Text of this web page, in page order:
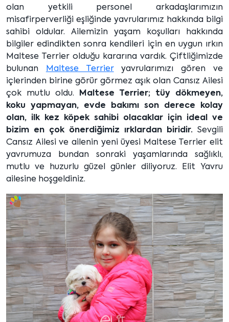
olan yetkili personel arkadaşlarımızın
misafirperverliği eşliğinde yavrularımız hakkında bilgi
sahibi oldular. Ailemizin yaşam koşulları hakkında
bilgiler edindikten sonra kendileri için en uygun ırkın
Maltese Terrier olduğu kararına vardık. Çiftliğimizde
bulunan
Maltese Terrieryavrularımızı gören ve
içlerinden birine görür görmez aşık olan Cansız Ailesi
çok mutlu oldu.
Maltese Terrier; tüy dökmeyen,
koku yapmayan, evde bakımı son derece kolay
olan, ilk kez köpek sahibi olacaklar için ideal ve
bizim en çok önerdiğimiz ırklardan biridir. Sevgili
Cansız Ailesi ve ailenin yeni üyesi Maltese Terrier elit
yavrumuza bundan sonraki yaşamlarında sağlıklı,
mutlu ve huzurlu güzel günler diliyoruz. Elit Yavru
ailesine hoşgeldiniz.